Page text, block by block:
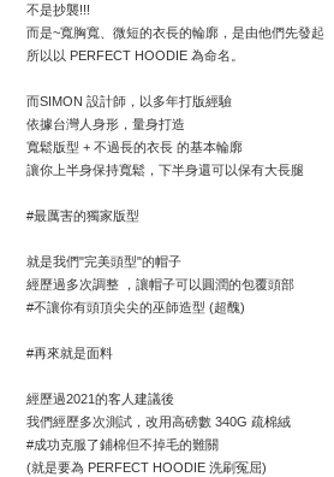
不是抄襲!!!
而是~寬胸寬、微短的衣長的輪廓，是由他們先發起
所以以 PERFECT HOODIE 為命名。
而SIMON 設計師，以多年打版經驗
依據台灣人身形，量身打造
寬鬆版型 + 不過長的衣長 的基本輪廓
讓你上半身保持寬鬆，下半身還可以保有大長腿
#最厲害的獨家版型
就是我們"完美頭型"的帽子
經歷過多次調整 ，讓帽子可以圓潤的包覆頭部
#不讓你有頭頂尖尖的巫師造型 (超醜)
#再來就是面料
經歷過2021的客人建議後
我們經歷多次測試，改用高磅數 340G 疏棉絨
#成功克服了鋪棉但不掉毛的難關
(就是要為 PERFECT HOODIE 洗刷冤屈)